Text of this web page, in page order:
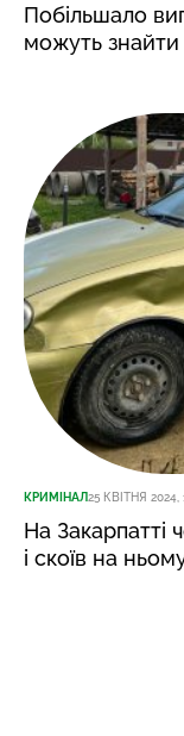
Побільшало
можуть знайти
КРИМІНАЛ25 КВІТНЯ 2024,
На Закарпатті
і скоїв на